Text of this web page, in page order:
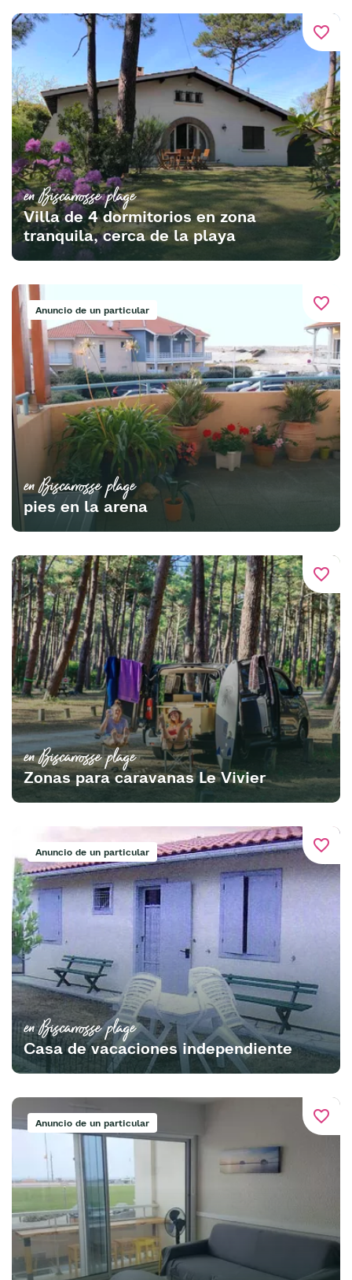
favorite_border
en Biscarrosse plage
Villa de 4 dormitorios en zona
tranquila, cerca de la playa
favorite_border
Anuncio de un particular
en Biscarrosse plage
pies en la arena
favorite_border
en Biscarrosse plage
Zonas para caravanas Le Vivier
favorite_border
Anuncio de un particular
en Biscarrosse plage
Casa de vacaciones independiente
favorite_border
Anuncio de un particular